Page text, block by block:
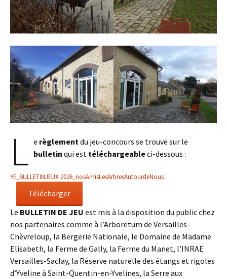
L e règlement du jeu-concours se trouve sur le
bulletin qui est téléchargeableci-dessous :
YE_BULLETINJEUX 2026_nosAmisLesArbresAutourdeNous
Télécharger
Le BULLETIN DE JEU est mis à la disposition du public chez
nos partenaires comme à l’Arboretum de Versailles-
Chèvreloup, la Bergerie Nationale, le Domaine de Madame
Elisabeth, la Ferme de Gally, la Ferme du Manet, l’INRAE
Versailles-Saclay, la Réserve naturelle des étangs et rigoles
d’Yveline à Saint-Quentin-en-Yvelines, la Serre aux